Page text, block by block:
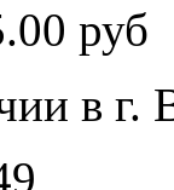
руб
в г.